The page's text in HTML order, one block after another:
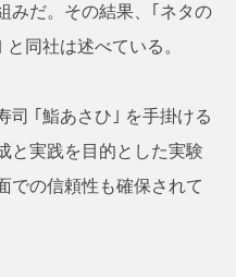
みだ。その結果、｢ネタの
同社は述べている。
司 ｢鮨あさひ｣ を手掛ける
と実践を目的とした実験
での信頼性も確保されて